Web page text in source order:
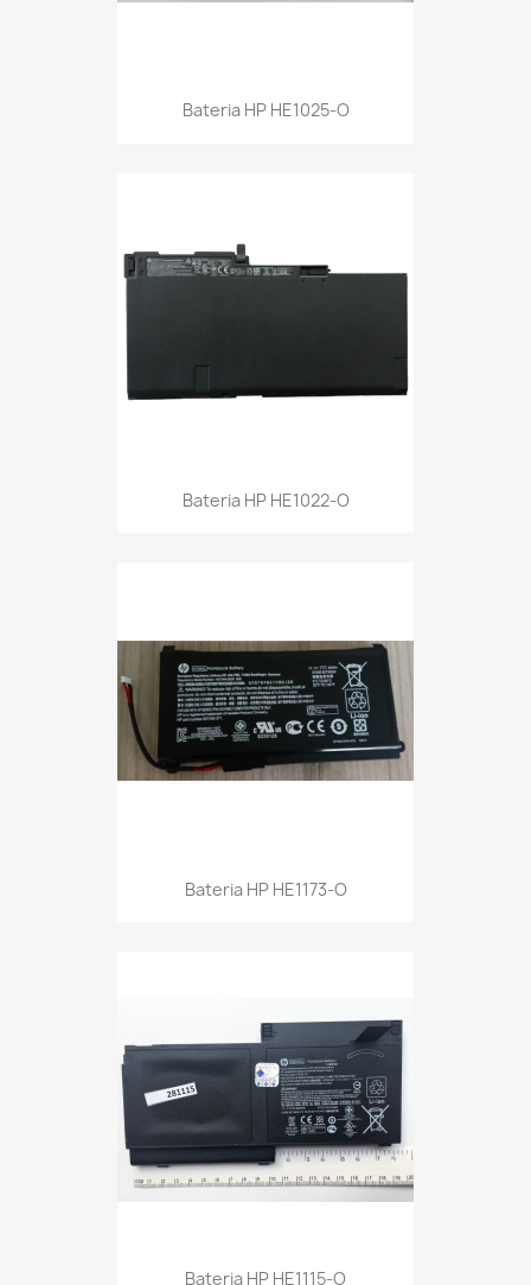
Bateria HP HE1025-O
Bateria HP HE1022-O
Bateria HP HE1173-O
Bateria HP HE1115-O